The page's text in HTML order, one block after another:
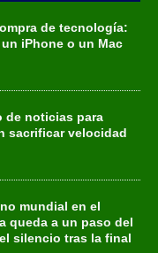
de tecnología:
iPhone o un Mac
de noticias para
sacrificar velocidad
mundial en el
queda a un paso del
silencio tras la final